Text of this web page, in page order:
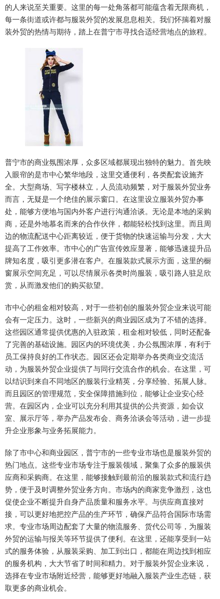
的人来说至关重要。这里的每一处角落都可能蕴含着无限商机，
每一条街道或许都与服装外贸的发展息息相关。我们怀揣着对服
装外贸的热情与期待，踏上在普宁市寻找合适经营地点的旅程。
普宁市的商业氛围浓厚，众多区域都展现出独特的魅力。首先映
入眼帘的是市中心繁华地段，这里交通便利，各类配套设施齐
全。大型商场、写字楼林立，人员流动频繁，对于服装外贸业务
而言，无疑是一个绝佳的展示窗口。在这里设立服装外贸办事
处，能够方便地与国内外客户进行沟通洽谈。无论是本地的采购
商，还是外地慕名而来的合作伙伴，都能轻松找到这里。而且周
边的物流配送中心距离较近，便于货物的快速运输与分发，大大
提高了工作效率。市中心的广告宣传效应显著，能够迅速提升品
牌知名度，吸引更多潜在客户。在服装款式展示方面，这里的橱
窗展示空间充足，可以尽情展示各类时尚服装，吸引路人驻足欣
赏，从而激发他们的购买欲望。
市中心的租金相对较高，对于一些初创的服装外贸企业来说可能
会有一定压力。这时，一些新兴的商业园区成为了不错的选择。
这些园区通常提供优惠的入驻政策，租金相对较低，同时还配备
了完善的基础设施。园区内的环境优美，办公氛围浓厚，有利于
员工保持良好的工作状态。园区还会定期举办各类商业交流活
动，为服装外贸企业提供了与同行交流合作的机会。在这里，可
以结识到来自不同地区的服装行业精英，分享经验、拓展人脉。
而且园区的管理规范，安全保障措施到位，能够让企业安心经
营。在园区内，企业可以充分利用其提供的公共资源，如会议
室、展示厅等，举办产品发布会、商务洽谈会等活动，进一步提
升企业形象与业务拓展能力。
除了市中心和商业园区，普宁市的一些专业市场也是服装外贸的
热门地点。这些专业市场专注于服装领域，聚集了众多的服装供
应商和采购商。在这里，能够接触到最前沿的服装款式和流行趋
势，便于及时调整外贸业务方向。市场内的商家竞争激烈，这也
促使企业不断提升自身产品质量和服务水平。与供应商直接对
接，可以更好地把控产品的生产环节，确保产品符合国际市场需
求。专业市场周边配套了大量的物流服务、货代公司等，为服装
外贸的运输与报关等环节提供了便利。在这里，还能享受到一站
式的服务体验，从服装采购、加工到出口，都能在周边找到相应
的服务机构，大大节省了时间和精力。对于服装外贸企业来说，
选择在专业市场附近经营，能够更好地融入服装产业生态链，获
取更多的商业机会。